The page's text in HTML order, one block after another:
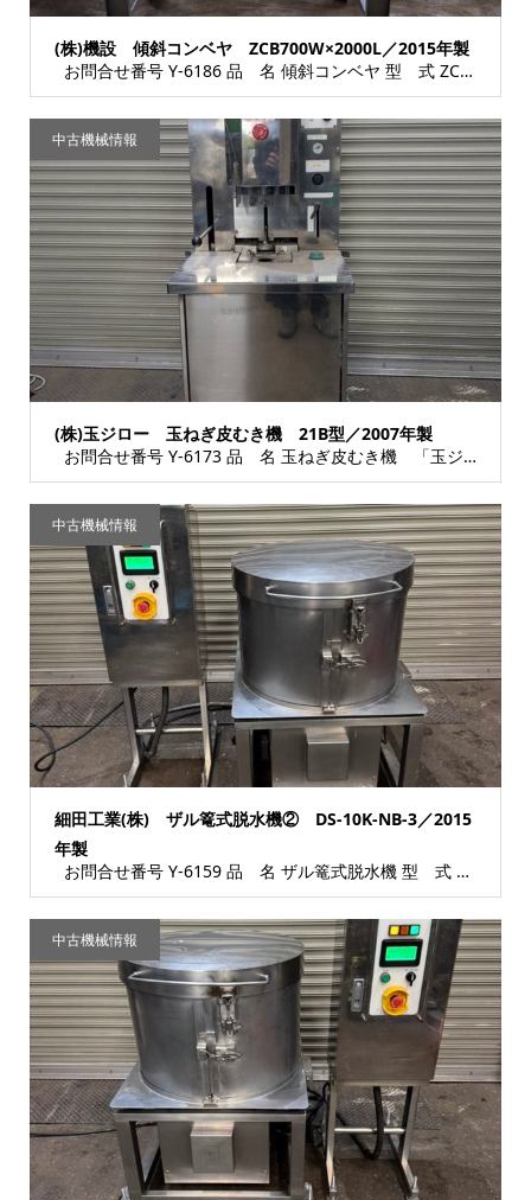
(株)機設 傾斜コンベヤ ZCB700W×2000L／2015年製
お問合せ番号 Y-6186 品 名 傾斜コンベヤ 型 式 ZCB700W×2000L ...
(株)玉ジロー 玉ねぎ皮むき機 21B型／2007年製
お問合せ番号 Y-6173 品 名 玉ねぎ皮むき機 「玉ジロー21型」 型 式 21B...
中古機械情報
細田工業(株) ザル篭式脱水機② DS-10K-NB-3／2015
年製
お問合せ番号 Y-6159 品 名 ザル篭式脱水機 型 式 DS-10K-NB-3 種...
中古機械情報
中古機械情報